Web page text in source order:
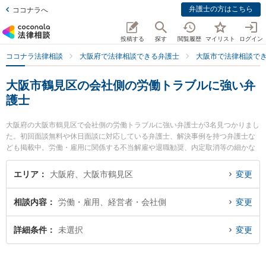
ココナラへ 弁護士の方はこちら
投稿する 探す 閲覧履歴 マイリスト ログイン
ココナラ法律相談 大阪府で法律相談できる弁護士 大阪市で法律相談で
大阪市鶴見区の会社側の労働トラブルに強い弁
護士
大阪府の大阪市鶴見区で会社側の労働トラブルに強い弁護士が3名見つかりまし
た。初回面談無料や休日面談に対応している弁護士、解決事例を持つ弁護士な
ども掲載中。労働・雇用に関係する不当解雇や退職勧奨、内定取消等の細かな
分野での絞り込み検索もでき便利です。特に弁護士法人 大阪鶴見法律事務所の
岸 秀行弁護士や弁護士法人 大阪鶴見法律事務所の権 基峰弁護士、弁護士法人
の労働トラブルのトラブルを今すぐに弁護士に相談したい』『会社側の労働ト
ラブルのトラブル解決の実績豊富な近くの弁護士を検索したい』『初回相談無
料で会社側の労働トラブルを法律相談できる大阪市鶴見区内の弁護士に相談予
エリア 大阪府、大阪市鶴見区 変更
相談内容 労働・雇用、経営者・会社側 変更
詳細条件 未選択 変更